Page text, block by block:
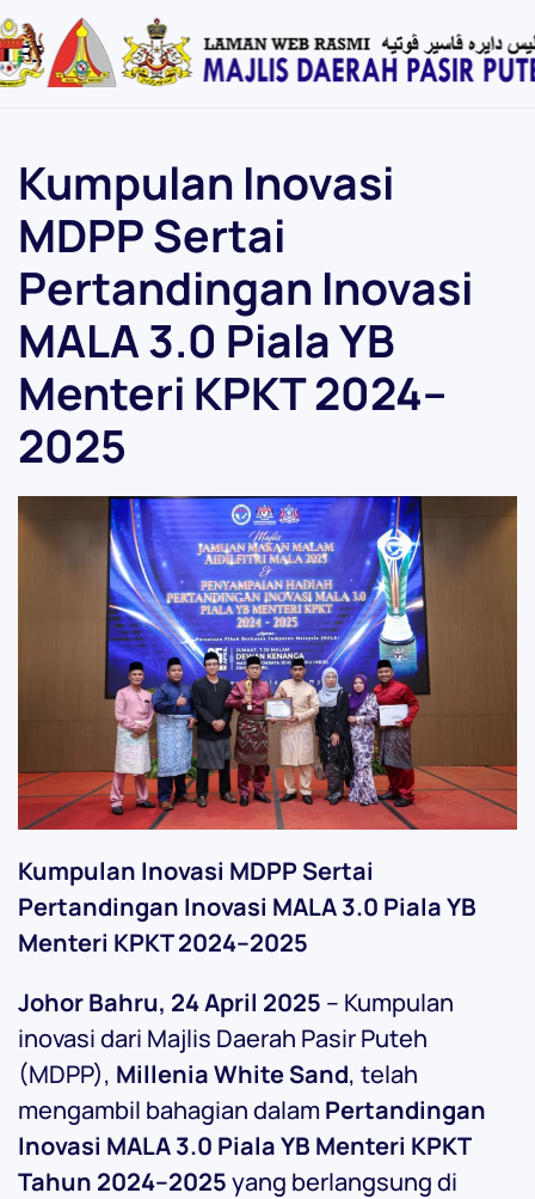
Skip
Kumpulan Inovasi
MDPP Sertai
Pertandingan Inovasi
MALA 3.0 Piala YB
Menteri KPKT 2024–
2025
Kumpulan Inovasi MDPP Sertai
Pertandingan Inovasi MALA 3.0 Piala YB
Menteri KPKT 2024–2025
Johor Bahru, 24 April 2025 – Kumpulan
inovasi dari Majlis Daerah Pasir Puteh
(MDPP), Millenia White Sand, telah
mengambil bahagian dalamPertandingan
Inovasi MALA 3.0 Piala YB Menteri KPKT
Tahun 2024–2025yang berlangsung di